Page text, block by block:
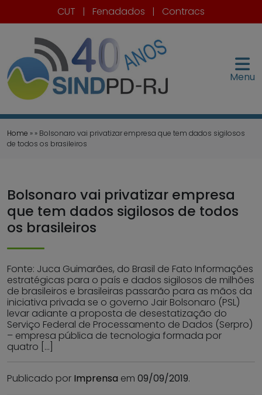
CUT | Fenadados | Contracs
Menu
Home » » Bolsonaro vai privatizar empresa que tem dados sigilosos
de todos os brasileiros
Bolsonaro vai privatizar empresa
que tem dados sigilosos de todos
os brasileiros
Fonte: Juca Guimarães, do Brasil de Fato Informações
estratégicas para o país e dados sigilosos de milhões
de brasileiros e brasileiras passarão para as mãos da
iniciativa privada se o governo Jair Bolsonaro (PSL)
levar adiante a proposta de desestatização do
Serviço Federal de Processamento de Dados (Serpro)
– empresa pública de tecnologia formada por
quatro […]
Publicado por Imprensa em 09/09/2019.